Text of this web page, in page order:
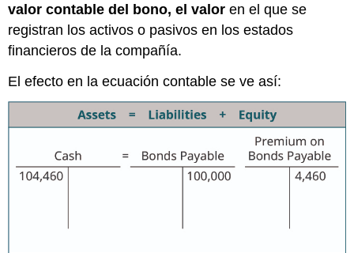
valor contable del bono, el valor en el que se
registran los activos o pasivos en los estados
financieros de la compañía.
El efecto en la ecuación contable se ve así: